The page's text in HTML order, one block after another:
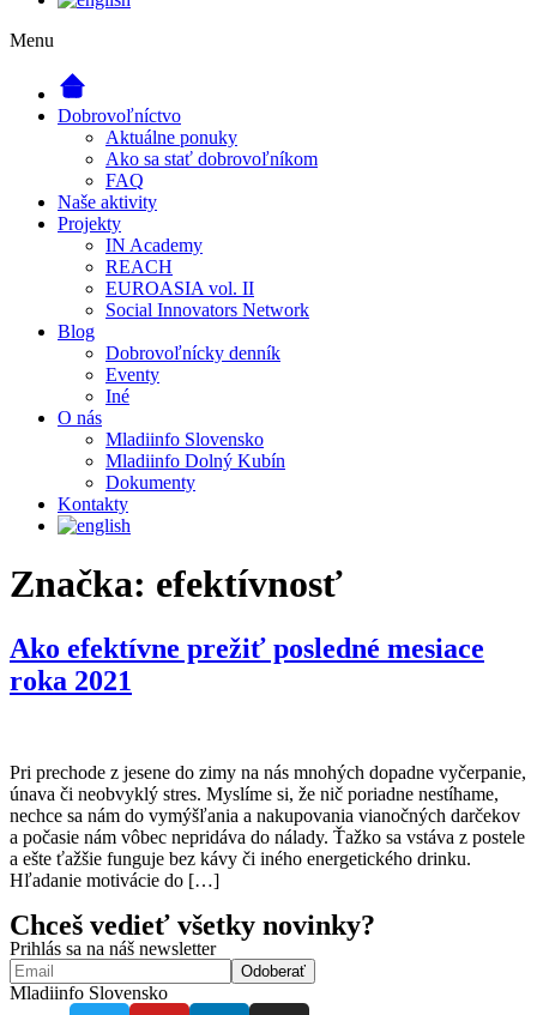
Menu
Dobrovoľníctvo
Aktuálne ponuky
Ako sa stať dobrovoľníkom
FAQ
Naše aktivity
Projekty
IN Academy
REACH
EUROASIA vol. II
Social Innovators Network
Blog
Dobrovoľnícky denník
Eventy
Iné
O nás
Mladiinfo Slovensko
Mladiinfo Dolný Kubín
Dokumenty
Kontakty
Značka: efektívnosť
Ako efektívne prežiť posledné mesiace
roka 2021
Pri prechode z jesene do zimy na nás mnohých dopadne vyčerpanie,
únava či neobvyklý stres. Myslíme si, že nič poriadne nestíhame,
nechce sa nám do vymýšľania a nakupovania vianočných darčekov
a počasie nám vôbec nepridáva do nálady. Ťažko sa vstáva z postele
a ešte ťažšie funguje bez kávy či iného energetického drinku.
Hľadanie motivácie do […]
Chceš vedieť všetky novinky?
Prihlás sa na náš newsletter
Mladiinfo Slovensko